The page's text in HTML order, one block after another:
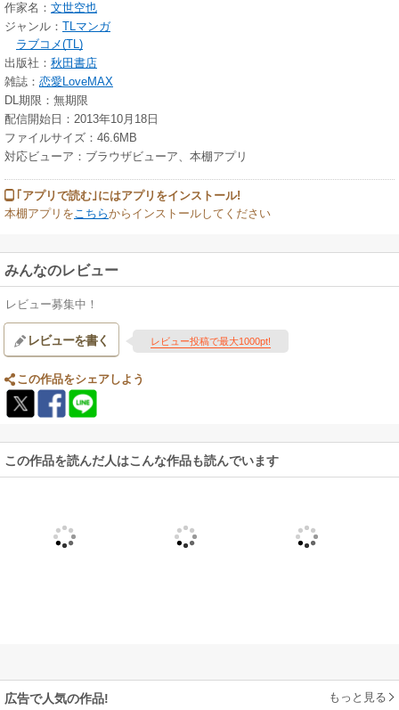
作家名： 文世空也
ジャンル： TLマンガ
ラブコメ(TL)
出版社： 秋田書店
雑誌： 恋愛LoveMAX
DL期限：無期限
配信開始日：2013年10月18日
ファイルサイズ：46.6MB
対応ビューア：ブラウザビューア、本棚アプリ
｢アプリで読む｣にはアプリをインストール!
本棚アプリをこちらからインストールしてください
みんなのレビュー
レビュー募集中！
レビューを書く レビュー投稿で最大1000pt!
この作品をシェアしよう
この作品を読んだ人はこんな作品も読んでいます
広告で人気の作品! もっと見る